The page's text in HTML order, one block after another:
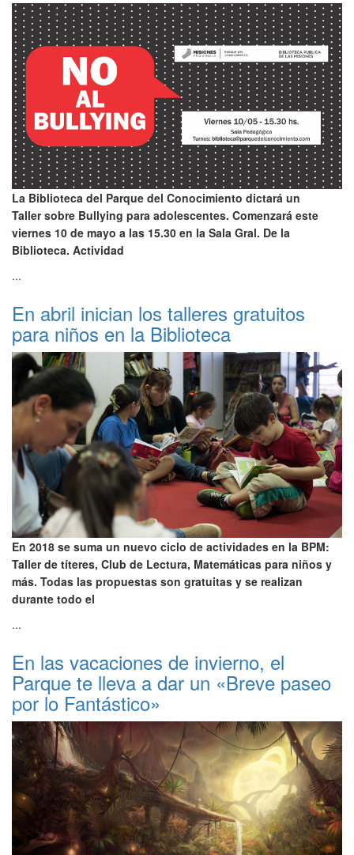
La Biblioteca del Parque del Conocimiento dictará un
Taller sobre Bullying para adolescentes. Comenzará este
viernes 10 de mayo a las 15.30 en la Sala Gral. De la
Biblioteca. Actividad
...
En abril inician los talleres gratuitos
para niños en la Biblioteca
En 2018 se suma un nuevo ciclo de actividades en la BPM:
Taller de títeres, Club de Lectura, Matemáticas para niños y
más. Todas las propuestas son gratuitas y se realizan
durante todo el
...
En las vacaciones de invierno, el
Parque te lleva a dar un «Breve paseo
por lo Fantástico»